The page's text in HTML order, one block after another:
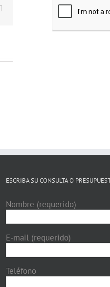
ESCRIBA SU CONSULTA O
Nombre (requerido)
E-mail (requerido)
Teléfono